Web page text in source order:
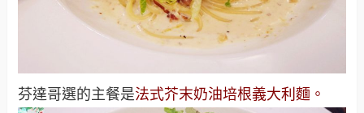
芬達哥選的主餐是法式芥末奶油培根義大利麵。